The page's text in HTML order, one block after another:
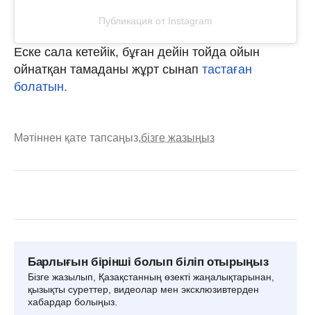
Публикация от Instagram
Еске сала кетейік, бұған дейін тойда ойын
ойнатқан тамаданы жұрт сынап тастаған
болатын.
Мәтіннен қате тапсаңыз,бізге жазыңыз
Барлығын бірінші болып біліп отырыңыз
Бізге жазылып, Қазақстанның өзекті жаңалықтарынан,
қызықты суреттер, видеолар мен эксклюзивтерден
хабардар болыңыз.